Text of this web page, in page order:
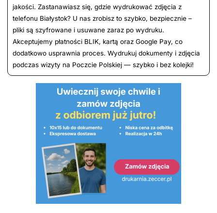
jakości. Zastanawiasz się, gdzie wydrukować zdjęcia z
telefonu Białystok? U nas zrobisz to szybko, bezpiecznie –
pliki są szyfrowane i usuwane zaraz po wydruku.
Akceptujemy płatności BLIK, kartą oraz Google Pay, co
dodatkowo usprawnia proces. Wydrukuj dokumenty i zdjęcia
podczas wizyty na Poczcie Polskiej — szybko i bez kolejki!